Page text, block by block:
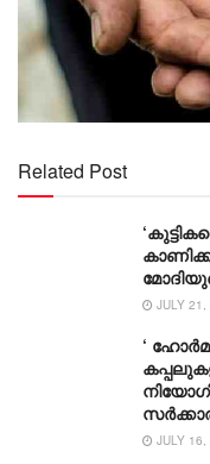
Related Post
JULY 21,
‘
JULY 16,